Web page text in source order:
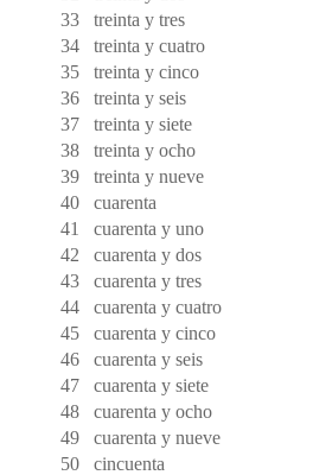
33
treinta y tres
34
treinta y cuatro
35
treinta y cinco
36
treinta y seis
37
treinta y siete
38
treinta y ocho
39
treinta y nueve
40
cuarenta
41
cuarenta y uno
42
cuarenta y dos
43
cuarenta y tres
44
cuarenta y cuatro
45
cuarenta y cinco
46
cuarenta y seis
47
cuarenta y siete
48
cuarenta y ocho
49
cuarenta y nueve
50
cincuenta